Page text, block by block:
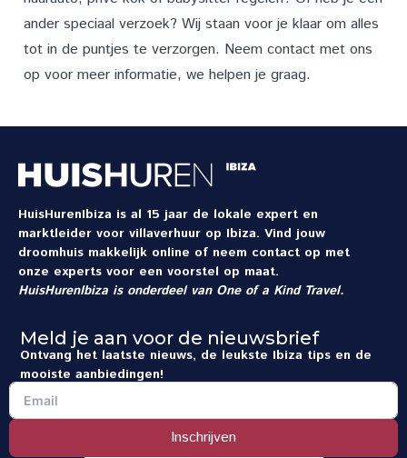
ander speciaal verzoek? Wij staan voor je klaar om alles
tot in de puntjes te verzorgen. Neem contact met ons
op voor meer informatie, we helpen je graag.
HuisHurenIbiza is al 15 jaar de lokale expert en
marktleider voor villaverhuur op Ibiza. Vind jouw
droomhuis makkelijk online of neem contact op met
onze experts voor een voorstel op maat.
HuisHurenIbiza is onderdeel van One of a Kind Travel.
Meld je aan voor de nieuwsbrief
Ontvang het laatste nieuws, de leukste Ibiza tips en de
mooiste aanbiedingen!
Inschrijven